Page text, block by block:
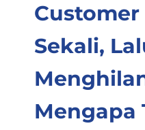
Sekali,
Mengapa